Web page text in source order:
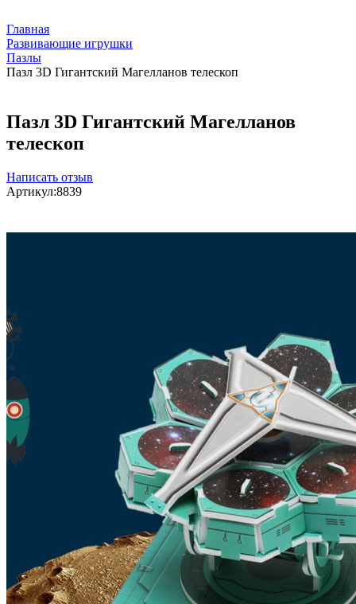
Главная
Развивающие игрушки
Пазлы
Пазл 3D Гигантский Магелланов телескоп
Пазл 3D Гигантский Магелланов
телескоп
Написать отзыв
Артикул:8839